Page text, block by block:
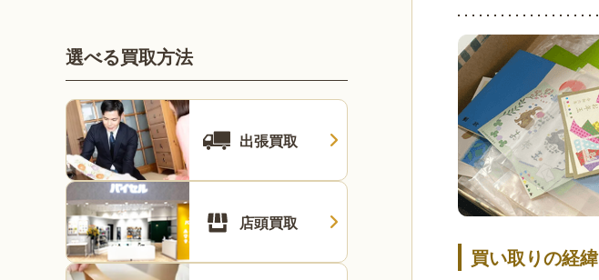
買い取りの経緯
選べる買取方法
出張買取
店頭買取